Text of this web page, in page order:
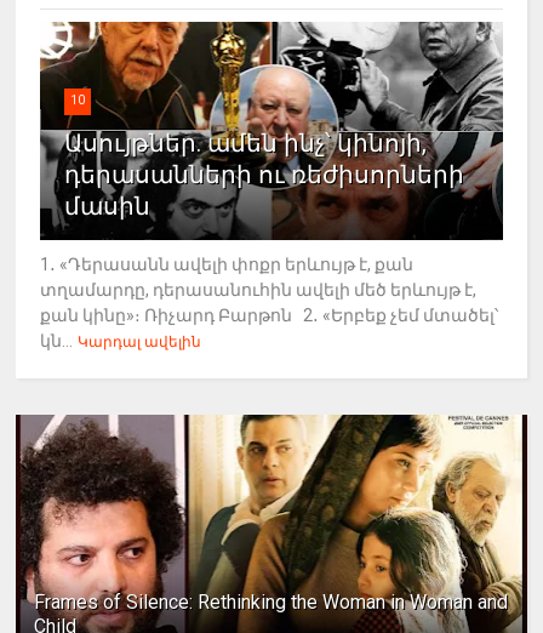
10
Ասույթներ. ամեն ինչ՝ կինոյի,
դերասանների ու ռեժիսորների
մասին
1․ «Դերասանն ավելի փոքր երևույթ է, քան
տղամարդը, դերասանուհին ավելի մեծ երևույթ է,
քան կինը»։ Ռիչարդ Բարթոն 2․ «Երբեք չեմ մտածել՝
կն...
Կարդալ ավելին
Frames of Silence: Rethinking the Woman in Woman and
Child